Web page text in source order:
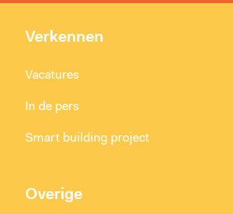
Verkennen
Vacatures
In de pers
Smart building project
Overige